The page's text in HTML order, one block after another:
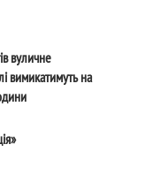
вуличне
вимикатимуть на